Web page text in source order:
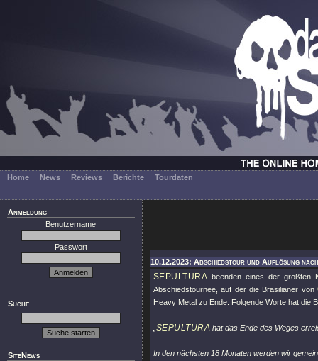
Home News Reviews Berichte Tourdaten
Anmeldung
Benutzername
Passwort
Suche
SiteNews
10.12.2023: Abschiedstour und Auflösung
SEPULTURA beenden eines der größten
Abschiedstournee, auf der die Brasilianer von
Heavy Metal zu Ende. Folgende Worte hat die
SEPULTURA hat das Ende des Weges
In den nächsten 18 Monaten werden wir